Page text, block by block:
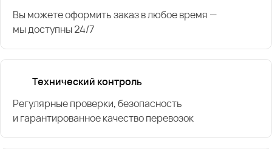
Вы можете оформить заказ в любое время —
мы доступны 24/7
Технический контроль
Регулярные проверки, безопасность
и гарантированное качество перевозок